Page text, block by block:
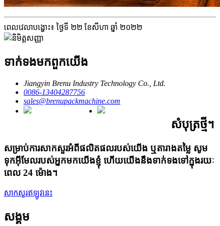
ពេលវេលាបង្ហោះ៖ ថ្ងៃទី ២២ ខែសីហា ឆ្នាំ ២០២២
ទាក់ទង​មក​ពួក​យើង
Jiangyin Brenu Industry Technology Co., Ltd.
0086-13404287756
sales@brenupackmachine.com
សំបុត្រថ្មី។
សម្រាប់ការសាកសួរអំពីផលិតផលរបស់យើង ឬតារាងតម្លៃ សូម
ទុកអ៊ីមែលរបស់អ្នកមកយើងខ្ញុំ ហើយយើងនឹងទាក់ទងទៅក្នុងរយៈ
ពេល 24 ម៉ោង។
សាកសួរឥឡូវនេះ
សង្គម